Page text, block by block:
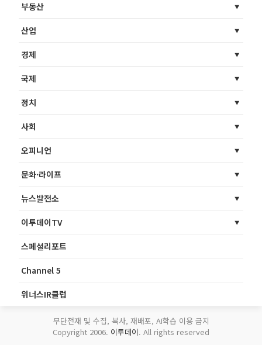
부동산
산업
경제
국제
정치
사회
오피니언
문화·라이프
뉴스발전소
이투데이TV
스페셜리포트
Channel 5
위너스IR클럽
무단전재 및 수집, 복사, 재배포, AI학습 이용 금지
Copyright 2006. 이투데이. All rights reserved